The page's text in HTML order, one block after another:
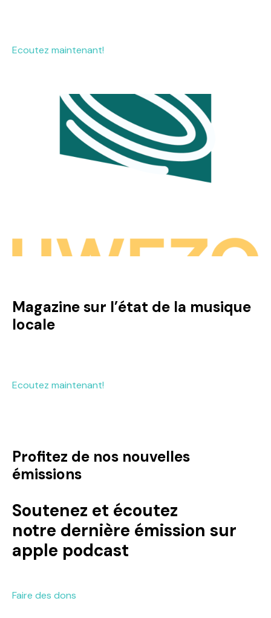
Ecoutez maintenant!
Magazine sur l’état de la musique
locale
Ecoutez maintenant!
Profitez de nos nouvelles
émissions
Soutenez et écoutez
notre dernière émission sur
apple podcast
Faire des dons